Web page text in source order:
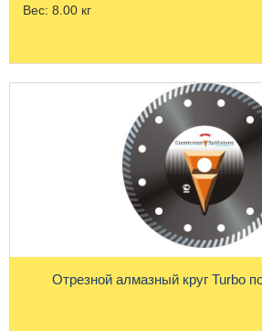
Вес: 8.00 кг
Отрезной алмазный круг Turbo